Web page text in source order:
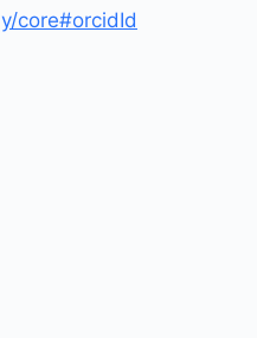
y/core#orcidId